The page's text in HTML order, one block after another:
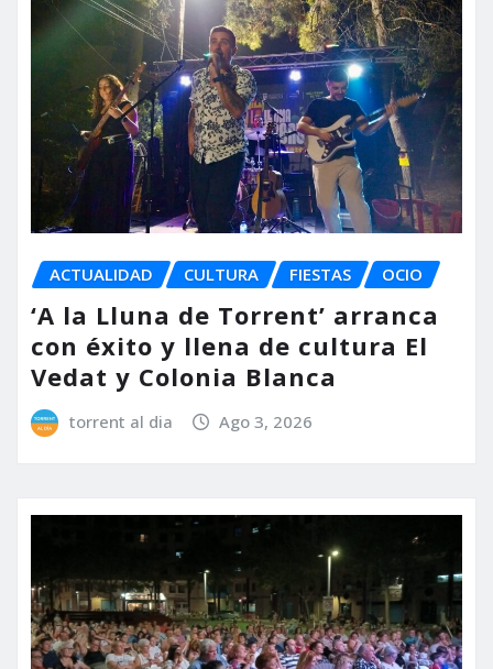
ACTUALIDAD CULTURA FIESTAS OCIO
‘A la Lluna de Torrent’ arranca
con éxito y llena de cultura El
Vedat y Colonia Blanca
torrent al dia Ago 3, 2026